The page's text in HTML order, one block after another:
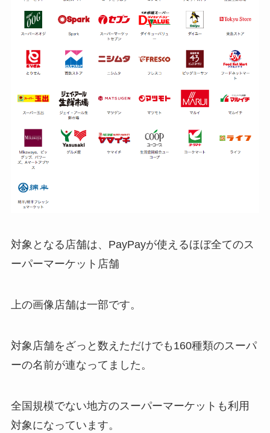
対象となる店舗は、 PayPayが使えるほぼ全てのス
ーパーマーケット店舗
上の画像店舗は一部です。
対象店舗をざっと数えただけでも 160種類のスーパ
ーの名前が連なってました。
全国規模でない地方のスーパーマーケットも利用
対象になっています。